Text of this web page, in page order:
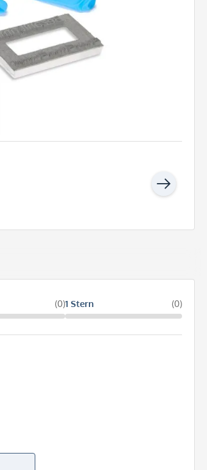
(0)1 Stern (0)